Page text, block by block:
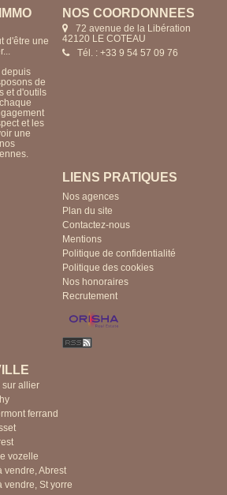
d'être une
depuis
de
et d'outils
et les
une
NOS COORDONNÉES
72 avenue de la Libération
42120 LE COTEAU
Tél. : +33 9 54 57 09 76
LIENS PRATIQUES
Nos agences
Plan du site
Contactez-nous
Mentions
Politique de confidentialité
Politique des cookies
Nos honoraires
Recrutement
sur allier
ferrand
vozelle
vendre, Abrest
vendre, St yorre